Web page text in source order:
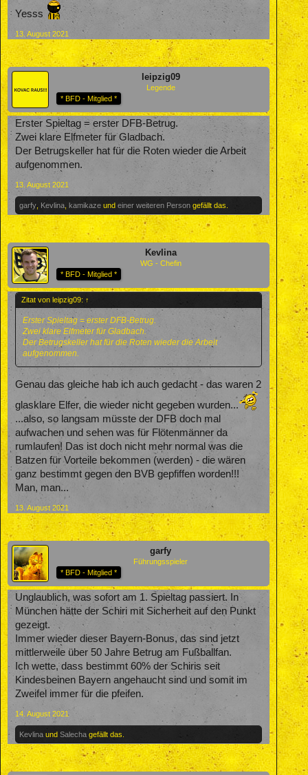
Yesss
13. August 2021
leipzig09
Legende
* BFD - Mitglied *
Erster Spieltag = erster DFB-Betrug.
Zwei klare Elfmeter für Gladbach.
Der Betrugskeller hat für die Roten wieder die Arbeit
aufgenommen.
13. August 2021
garfy Kevlina kamikaze und einer weiteren Person gefällt das.
Kevlina
WG - Chefin
* BFD - Mitglied *
Zitat von leipzig09: ↑
Erster Spieltag = erster DFB-Betrug.
Zwei klare Elfmeter für Gladbach.
Der Betrugskeller hat für die Roten wieder die Arbeit
aufgenommen.
Genau das gleiche hab ich auch gedacht - das waren 2
glasklare Elfer, die wieder nicht gegeben wurden...
...also, so langsam müsste der DFB doch mal
aufwachen und sehen was für Flötenmänner da
rumlaufen! Das ist doch nicht mehr normal was die
Batzen für Vorteile bekommen (werden) - die wären
ganz bestimmt gegen den BVB gepfiffen worden!!!
Man, man...
13. August 2021
garfy
Führungsspieler
* BFD - Mitglied *
Unglaublich, was sofort am 1. Spieltag passiert. In
München hätte der Schiri mit Sicherheit auf den Punkt
gezeigt.
Immer wieder dieser Bayern-Bonus, das sind jetzt
mittlerweile über 50 Jahre Betrug am Fußballfan.
Ich wette, dass bestimmt 60% der Schiris seit
Kindesbeinen Bayern angehaucht sind und somit im
Zweifel immer für die pfeifen.
14. August 2021
Kevlina und Salecha gefällt das.